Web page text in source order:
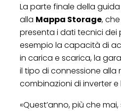
La parte finale della
alla Mappa Storage,
presenta i dati tecnici
esempio la capacità di
in carica e scarica, la
il tipo di connessione alla
combinazioni di inverter
«Quest’anno, più che